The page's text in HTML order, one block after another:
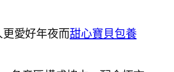
愛好年夜而甜心寶貝包養